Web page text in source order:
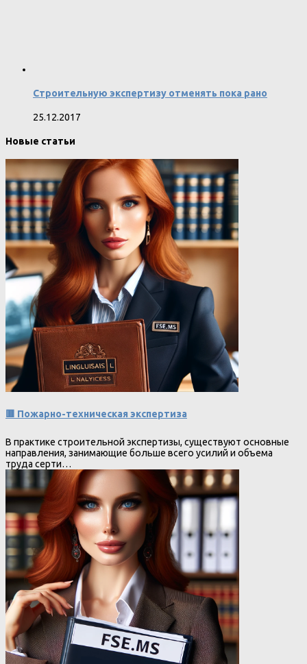
Строительную экспертизу отменять пока рано
25.12.2017
Новые статьи
🟥 Пожарно-техническая экспертиза
В практике строительной экспертизы, существуют основные
направления, занимающие больше всего усилий и объема
труда серти…